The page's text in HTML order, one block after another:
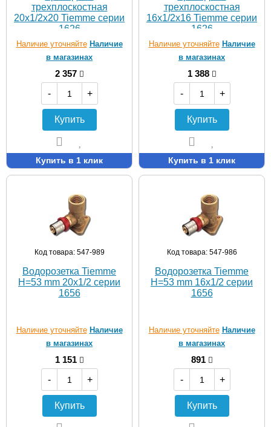
трехплоскостная
20х1/2х20 Tiemme серии
1626
Наличие уточняйте Наличие
в магазинах
2 357
-
+
Купить
Купить в 1 клик
трехплоскостная
16х1/2х16 Tiemme серии
1626
Наличие уточняйте Наличие
в магазинах
1 388
-
+
Купить
Купить в 1 клик
Код товара: 547-989
Водорозетка Tiemme
H=53 mm 20х1/2 серии
1656
Наличие уточняйте Наличие
в магазинах
1 151
-
+
Купить
Код товара: 547-986
Водорозетка Tiemme
H=53 mm 16х1/2 серии
1656
Наличие уточняйте Наличие
в магазинах
891
-
+
Купить